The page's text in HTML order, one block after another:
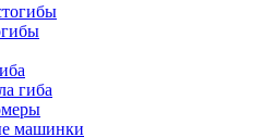
гиба
машинки